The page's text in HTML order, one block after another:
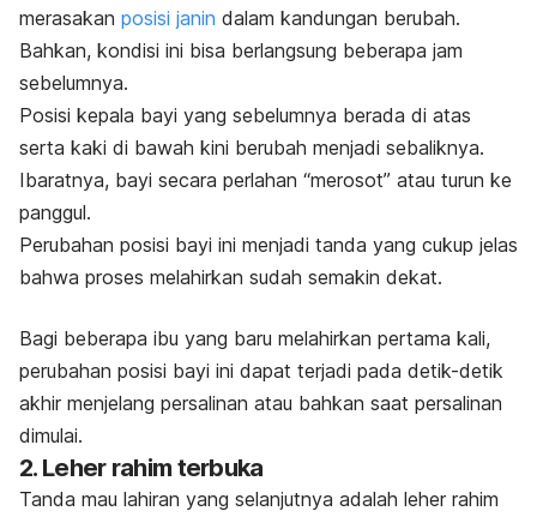
merasakan posisi janin dalam kandungan berubah.
Bahkan, kondisi ini bisa berlangsung beberapa jam
sebelumnya.
Posisi kepala bayi yang sebelumnya berada di atas
serta kaki di bawah kini berubah menjadi sebaliknya.
Ibaratnya, bayi secara perlahan “merosot” atau turun ke
panggul.
Perubahan posisi bayi ini menjadi tanda yang cukup jelas
bahwa proses melahirkan sudah semakin dekat.
Bagi beberapa ibu yang baru melahirkan pertama kali,
perubahan posisi bayi ini dapat terjadi pada detik-detik
akhir menjelang persalinan atau bahkan saat persalinan
dimulai.
2. Leher rahim terbuka
Tanda mau lahiran yang selanjutnya adalah leher rahim